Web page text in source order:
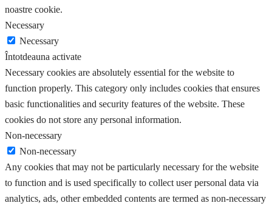
noastre cookie.
Necessary
Necessary
Întotdeauna activate
Necessary cookies are absolutely essential for the website to
function properly. This category only includes cookies that ensures
basic functionalities and security features of the website. These
cookies do not store any personal information.
Non-necessary
Non-necessary
Any cookies that may not be particularly necessary for the website
to function and is used specifically to collect user personal data via
analytics, ads, other embedded contents are termed as non-necessary